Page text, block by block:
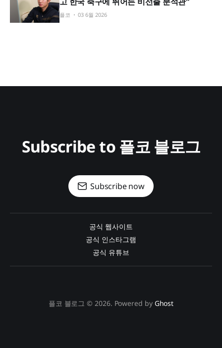
플코 03 6월 2026
Subscribe to 플코 블로그
Subscribe now
공식 웹사이트
공식 인스타그램
공식 유튜브
플코 블로그 © 2026. Powered by Ghost